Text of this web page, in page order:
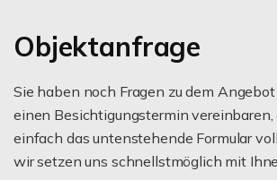
Objektanfrage
Sie haben noch Fragen zu dem
einen Besichtigungstermin vereinbaren,
einfach das untenstehende Formular
wir setzen uns schnellstmöglich mit